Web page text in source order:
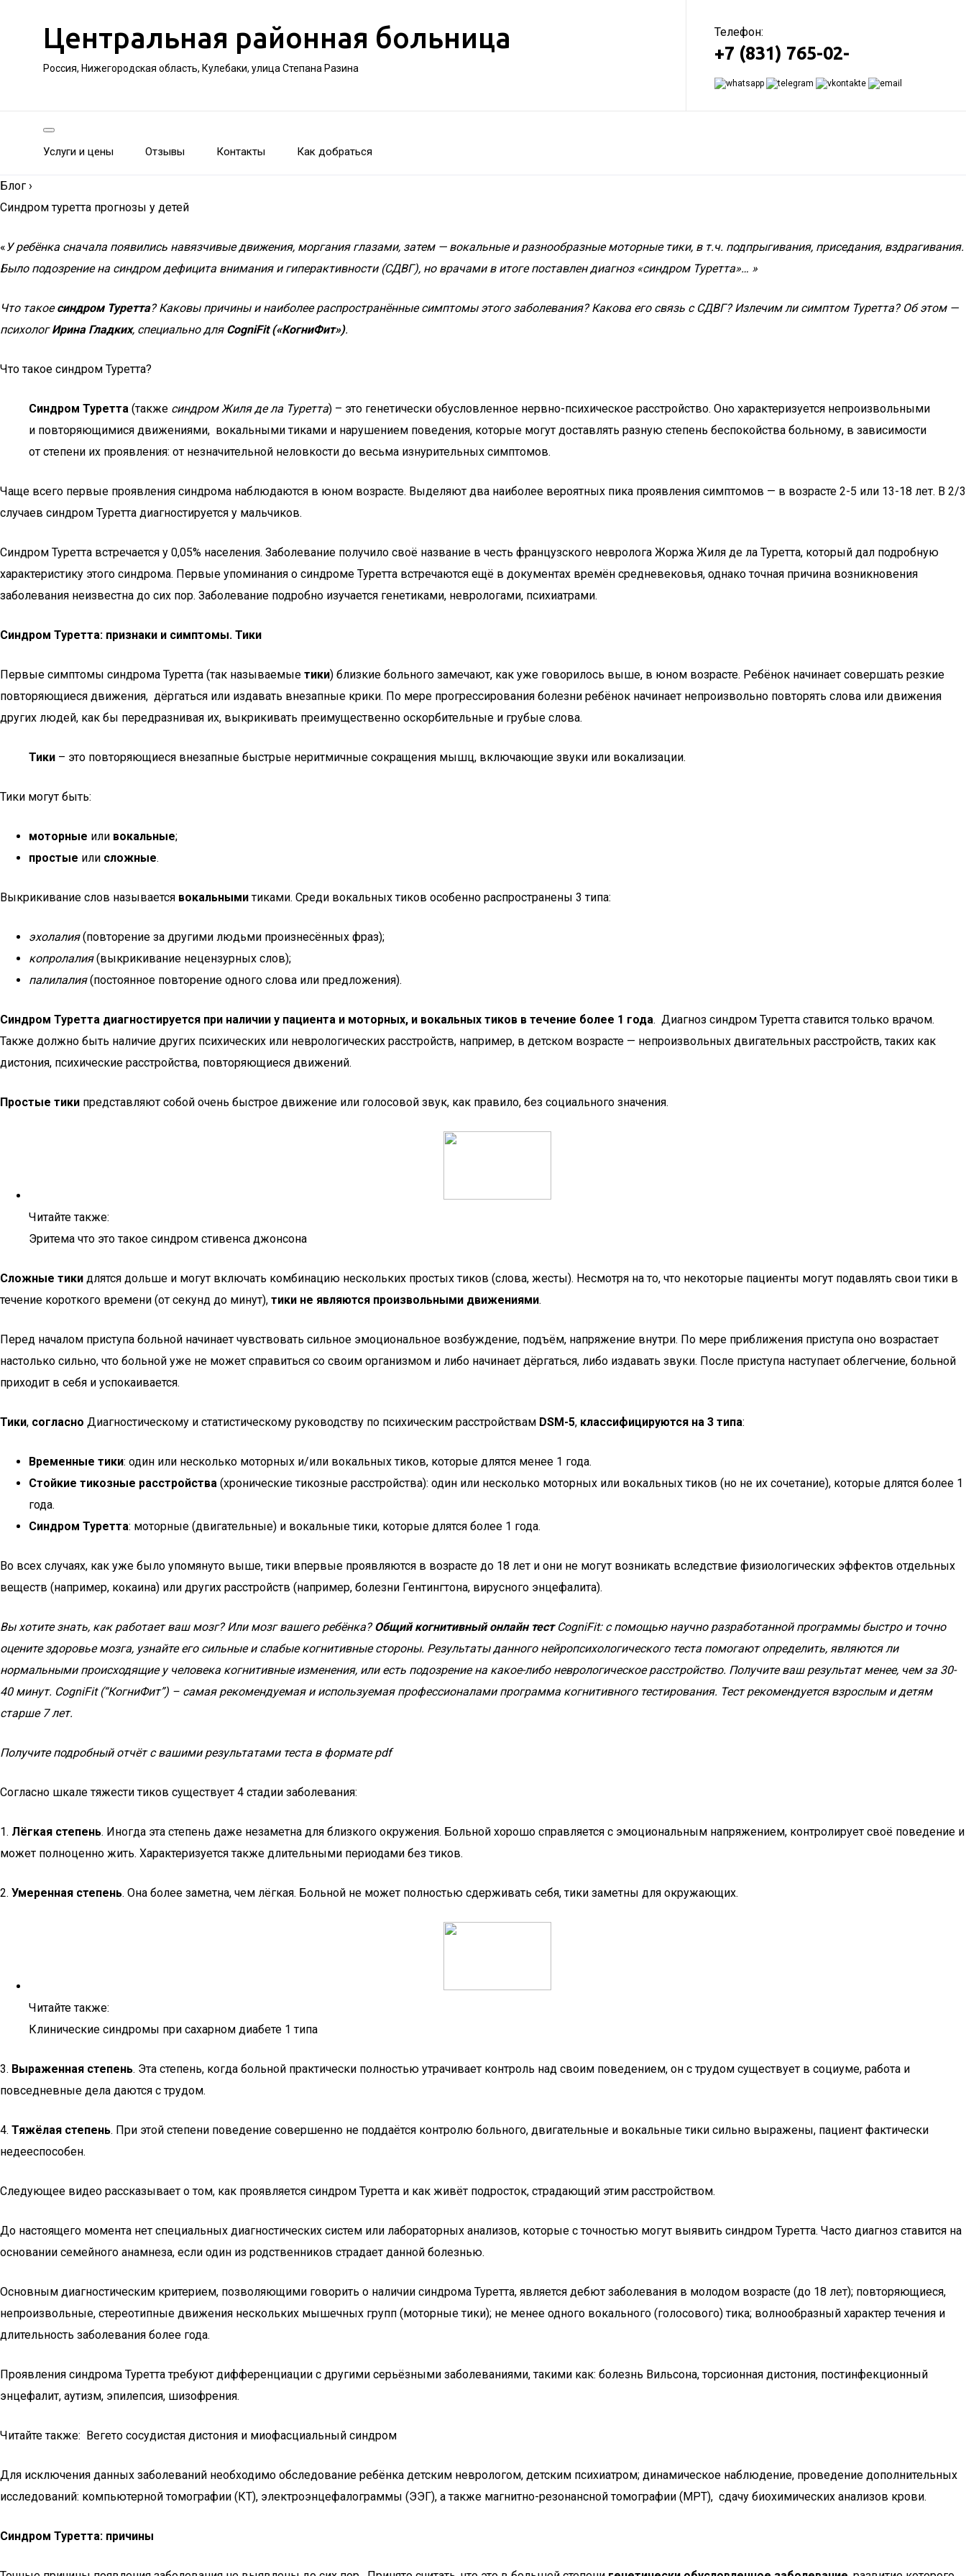
Центральная районная больница
Россия, Нижегородская область, Кулебаки, улица Степана Разина
Телефон:
+7 (831) 765-02-
Услуги и цены Отзывы Контакты Как добраться
Блог ›
Синдром туретта прогнозы у детей
«У ребёнка сначала появились навязчивые движения, моргания глазами, затем — вокальные и разнообразные моторные тики, в т.ч. подпрыгивания, приседания, вздрагивания.
Было подозрение на синдром дефицита внимания и гиперактивности (СДВГ), но врачами в итоге поставлен диагноз «синдром Туретта»… »
Что такое синдром Туретта? Каковы причины и наиболее распространённые симптомы этого заболевания? Какова его связь с СДВГ? Излечим ли симптом Туретта? Об этом —
психологИрина Гладких, специально для CogniFit («КогниФит»).
Что такое синдром Туретта?
Синдром Туретта (также синдром Жиля де ла Туретта) – это генетически обусловленное нервно-психическое расстройство. Оно характеризуется непроизвольными
и повторяющимися движениями, вокальными тиками и нарушением поведения, которые могут доставлять разную степень беспокойства больному, в зависимости
от степени их проявления: от незначительной неловкости до весьма изнурительных симптомов.
Чаще всего первые проявления синдрома наблюдаются в юном возрасте. Выделяют два наиболее вероятных пика проявления симптомов — в возрасте 2-5 или 13-18 лет. В 2/3
случаев синдром Туретта диагностируется у мальчиков.
Синдром Туретта встречается у 0,05% населения. Заболевание получило своё название в честь французского невролога Жоржа Жиля де ла Туретта, который дал подробную
характеристику этого синдрома. Первые упоминания о синдроме Туретта встречаются ещё в документах времён средневековья, однако точная причина возникновения
заболевания неизвестна до сих пор. Заболевание подробно изучается генетиками, неврологами, психиатрами.
Синдром Туретта: признаки и симптомы. Тики
Первые симптомы синдрома Туретта (так называемые тики) близкие больного замечают, как уже говорилось выше, в юном возрасте. Ребёнок начинает совершать резкие
повторяющиеся движения, дёргаться или издавать внезапные крики. По мере прогрессирования болезни ребёнок начинает непроизвольно повторять слова или движения
других людей, как бы передразнивая их, выкрикивать преимущественно оскорбительные и грубые слова.
Тики – это повторяющиеся внезапные быстрые неритмичные сокращения мышц, включающие звуки или вокализации.
Тики могут быть:
моторные или вокальные;
простые или сложные.
Выкрикивание слов называется вокальнымитиками. Среди вокальных тиков особенно распространены 3 типа:
эхолалия(повторение за другими людьми произнесённых фраз);
копролалия(выкрикивание нецензурных слов);
палилалия(постоянное повторение одного слова или предложения).
Синдром Туретта диагностируется при наличии у пациента и моторных, и вокальных тиков в течение более 1 года. Диагноз синдром Туретта ставится только врачом.
Также должно быть наличие других психических или неврологических расстройств, например, в детском возрасте — непроизвольных двигательных расстройств, таких как
дистония, психические расстройства, повторяющиеся движений.
Простые тики представляют собой очень быстрое движение или голосовой звук, как правило, без социального значения.
Читайте также:
Эритема что это такое синдром стивенса джонсона
Сложные тики длятся дольше и могут включать комбинацию нескольких простых тиков (слова, жесты). Несмотря на то, что некоторые пациенты могут подавлять свои тики в
течение короткого времени (от секунд до минут), тики не являются произвольными движениями.
Перед началом приступа больной начинает чувствовать сильное эмоциональное возбуждение, подъём, напряжение внутри. По мере приближения приступа оно возрастает
настолько сильно, что больной уже не может справиться со своим организмом и либо начинает дёргаться, либо издавать звуки. После приступа наступает облегчение, больной
приходит в себя и успокаивается.
Тики, согласно Диагностическому и статистическому руководству по психическим расстройствам DSM-5, классифицируются на 3 типа:
Временные тики: один или несколько моторных и/или вокальных тиков, которые длятся менее 1 года.
Стойкие тикозные расстройства (хронические тикозные расстройства): один или несколько моторных или вокальных тиков (но не их сочетание), которые длятся более 1
года.
Синдром Туретта: моторные (двигательные) и вокальные тики, которые длятся более 1 года.
Во всех случаях, как уже было упомянуто выше, тики впервые проявляются в возрасте до 18 лет и они не могут возникать вследствие физиологических эффектов отдельных
веществ (например, кокаина) или других расстройств (например, болезни Гентингтона, вирусного энцефалита).
Вы хотите знать, как работает ваш мозг? Или мозг вашего ребёнка?Общий когнитивный онлайн тестCogniFit: с помощью научно разработанной программы быстро и точно
оцените здоровье мозга, узнайте его сильные и слабые когнитивные стороны. Результаты данного нейропсихологического теста помогают определить, являются ли
нормальными происходящие у человека когнитивные изменения, или есть подозрение на какое-либо неврологическое расстройство. Получите ваш результат менее, чем за 30-
40 минут. CogniFit (“КогниФит”) – самая рекомендуемая и используемая профессионалами программа когнитивного тестирования. Тест рекомендуется взрослым и детям
старше 7 лет.
Получите подробный отчёт с вашими результатами теста в формате pdf
Согласно шкале тяжести тиков существует 4 стадии заболевания:
1. Лёгкая степень. Иногда эта степень даже незаметна для близкого окружения. Больной хорошо справляется с эмоциональным напряжением, контролирует своё поведение и
может полноценно жить. Характеризуется также длительными периодами без тиков.
2. Умеренная степень. Она более заметна, чем лёгкая. Больной не может полностью сдерживать себя, тики заметны для окружающих.
Читайте также:
Клинические синдромы при сахарном диабете 1 типа
3. Выраженная степень. Эта степень, когда больной практически полностью утрачивает контроль над своим поведением, он с трудом существует в социуме, работа и
повседневные дела даются с трудом.
4. Тяжёлая степень. При этой степени поведение совершенно не поддаётся контролю больного, двигательные и вокальные тики сильно выражены, пациент фактически
недееспособен.
Следующее видео рассказывает о том, как проявляется синдром Туретта и как живёт подросток, страдающий этим расстройством.
До настоящего момента нет специальных диагностических систем или лабораторных анализов, которые с точностью могут выявить синдром Туретта. Часто диагноз ставится на
основании семейного анамнеза, если один из родственников страдает данной болезнью.
Основным диагностическим критерием, позволяющими говорить о наличии синдрома Туретта, является дебют заболевания в молодом возрасте (до 18 лет); повторяющиеся,
непроизвольные, стереотипные движения нескольких мышечных групп (моторные тики); не менее одного вокального (голосового) тика; волнообразный характер течения и
длительность заболевания более года.
Проявления синдрома Туретта требуют дифференциации с другими серьёзными заболеваниями, такими как: болезнь Вильсона, торсионная дистония, постинфекционный
энцефалит, аутизм, эпилепсия, шизофрения.
Читайте также: Вегето сосудистая дистония и миофасциальный синдром
Для исключения данных заболеваний необходимо обследование ребёнка детским неврологом, детским психиатром; динамическое наблюдение, проведение дополнительных
исследований: компьютерной томографии (КТ), электроэнцефалограммы (ЭЭГ), а также магнитно-резонансной томографии (МРТ), сдачу биохимических анализов крови.
Синдром Туретта: причины